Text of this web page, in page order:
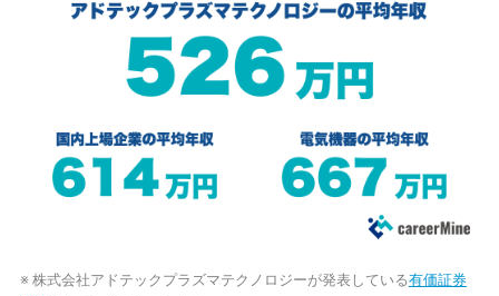
※ 株式会社アドテックプラズマテクノロジーが発表している有価証券